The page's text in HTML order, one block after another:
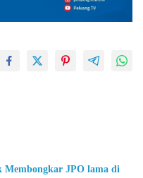
JPO lama di